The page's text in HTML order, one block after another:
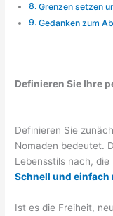
Grenzen setzen
Gedanken zum
Definieren Sie Ihre
Definieren Sie
Nomaden bedeutet.
Lebensstils nach, die
Schnell und einfach
Ist es die Freiheit,